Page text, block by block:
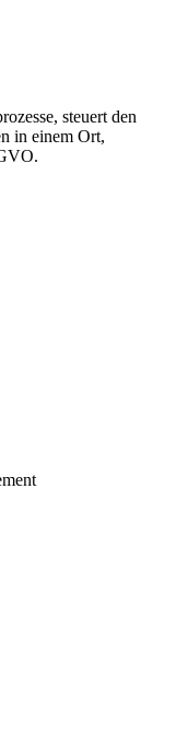
steuert den
in einem Ort,